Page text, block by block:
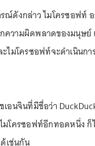
ณ์ดังกล่าว ไมโครซอฟท์
วามผิดพลาดของมนุษย์
ไมโครซอฟท์จะดำเนินกา
อนจินที่มีชื่อว่า
มโครซอฟท์อีกทอดหนึ่ง
เช่นกัน